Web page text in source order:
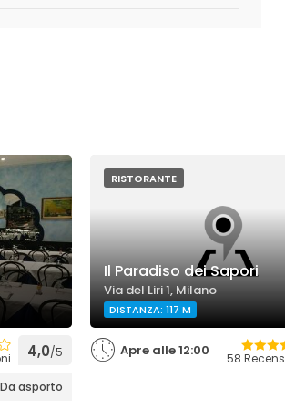
4,0/5
Da asporto
RISTORANTE
Il Paradiso dei Sapori
Via del Liri 1, Milano
DISTANZA: 117 M
Apre alle 12:00 58